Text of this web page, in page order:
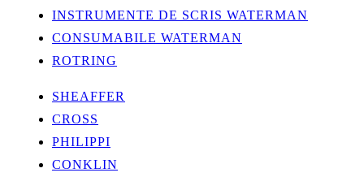
INSTRUMENTE DE SCRIS WATERMAN
CONSUMABILE WATERMAN
ROTRING
SHEAFFER
CROSS
PHILIPPI
CONKLIN